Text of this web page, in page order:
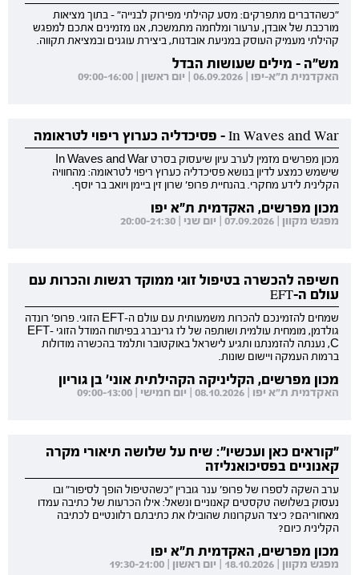
"כשהדברים מתפרקים: מסע קהילתי מפירוק לבנייה" - בתוך מציאות
מורכבת של אובדן, ערעור ומלחמה מתמשכת, אנו מזמינים אתכם למפגש
קהילתי מעמיק העוסק במניעת אובדנות, ביצירת עוגנים ובמציאת תקווה.
מש"ה - מילים שעושות הבדל
האקדמית ת"א-יפו | 06.09.2026 | יום ראשון | 09:00-16:00
In Waves and War - פסיכדליה כערוץ ריפוי לטראומה
מכון מפרשים מזמין לערב עיון שיעסוק בסרט In Waves and War
שישמש כמצע לדיון בנושא פסיכדליה כערוץ ריפוי לטראומה: מהחוויה
הקלינית לידע מחקרי. בהנחיית פרופ' שרון זין ביימן ויואב בר יוסף.
מכון מפרשים, האקדמית ת"א יפו
מפגש מקוון | 07.09.2026 | יום שני | 20:00-21:30
חשיפה להכשרה בטיפול זוגי ממוקד רגשות והכרות עם
עולם ה-EFT
שמחים להזמינכם להכרות משמעותית עם עולם ה-EFT הזוגי. פרופ' רונדה
גולדמן, מומחית עולמית ושותפה של לז גרינברג בפיתוח המודל הזוגי EFT-
C, נענתה להזמנתנו ותגיע לישראל באוקטובר ותלמד בהכשרה מודולות
ברמות העמקה ויישום שונות.
מכון מפרשים, הקליניקה הקהילתית אוני' בן גוריון
האקדמית ת"א יפו | 08.10.2026 | יום חמישי | 09:00-13:00
"קוראים כאן ועכשיו": שיח על שלושה תיאורי מקרה
קאנוניים בפסיכואנליזה
ערב השקה לספרו של פרופ' ענר גוברין "כשהטיפול הופך לסיפור" ובו
נעסוק בשלושה טקסטים קאנוניים ונשאל: אילו הכרעות של כתיבה עמדו
מאחוריהם? כיצד העקרונות שהובילו את כתיבתם רלוונטיים לכתיבה
הקלינית כיום?
מכון מפרשים, האקדמית ת"א יפו
מפגש מקוון | 18.10.2026 | יום ראשון | 19:30-21:00